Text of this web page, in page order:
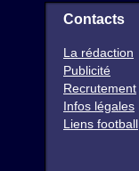
Contacts
La rédaction
Publicité
Recrutement
Infos légales
Liens football